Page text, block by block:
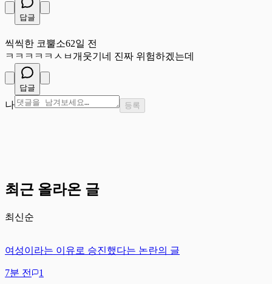
답글
씩씩한 코뿔소62일 전
ㅋㅋㅋㅋㅋㅅㅂ개웃기네 진짜 위험하겠는데
답글
나 등록
최근 올라온 글
최신순
여성이라는 이유로 승진했다는 논란의 글
7분 전 1